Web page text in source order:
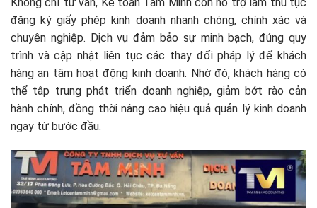
đăng ký giấy phép kinh doanh nhanh chóng, chính xác và
chuyên nghiệp. Dịch vụ đảm bảo sự minh bạch, đúng quy
trình và cập nhật liên tục các thay đổi pháp lý để khách
hàng an tâm hoạt động kinh doanh. Nhờ đó, khách hàng có
thể tập trung phát triển doanh nghiệp, giảm bớt rào cản
hành chính, đồng thời nâng cao hiệu quả quản lý kinh doanh
ngay từ bước đầu.